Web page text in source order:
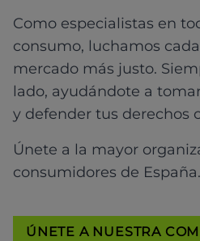
Como especialistas en
consumo, luchamos
mercado más justo.
lado, ayudándote a
y defender tus derechos
Únete a la mayor
consumidores de España.
ÚNETE A NUESTRA